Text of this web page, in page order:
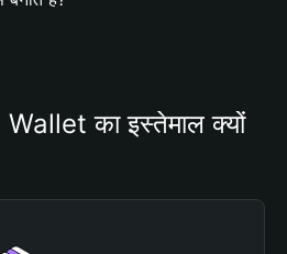
का इस्तेमाल क्यों